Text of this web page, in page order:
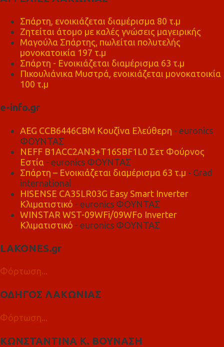
Σπάρτη, ενοικιάζεται διαμέρισμα 80 τ.μ
Ζητείται άτομο με καλές γνώσεις μαγειρικής
Μαγούλα Σπάρτης, πωλείται πολυτελής
μονοκατοικία 197 τ.μ
Σπάρτη - Ενοικιάζεται διαμέρισμα 63 τ.μ
Πικουλιάνικα Μυστρά, ενοικιάζεται μονοκατοικία
100 τ.μ
e-info.gr
AEG CCB6446CBM Κουζίνα Ελεύθερη - euronics
ΦΟΥΝΤΑΣ
NEFF B1ACC2AN3+T16SBF1L0 Σετ Φούρνος
Εστία - euronics ΦΟΥΝΤΑΣ
Σπάρτη – Ενοικιάζεται διαμέρισμα 63 τ.μ - Grad
international
HISENSE CA35LR03G Easy Smart Inverter
Κλιματιστικό - euronics ΦΟΥΝΤΑΣ
WINSTAR WST-09WFi/09WFo Inverter
Κλιματιστικό - euronics ΦΟΥΝΤΑΣ
LAKONES.gr
Φόρτωση...
ΟΔΗΓΟΣ ΛΑΚΩΝΙΑΣ
Φόρτωση...
ΚΩΝΣΤΑΝΤΙΝΑ Κ. ΒΟΥΝΑΣΗ